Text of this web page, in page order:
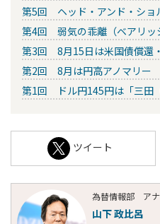
第5回 ヘッド・アンド・ショ
第4回 弱気の乖離（ベアリッ
第3回 8月15日は米国債償還
第2回 8月は円高アノマリー
第1回 ドル円145円は「三田
ツイート
為替情報部 アナ
山下 政比呂